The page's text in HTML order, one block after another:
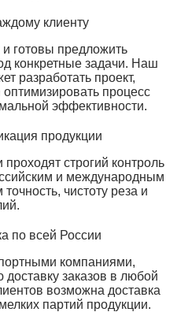
клиенту
готовы предложить
конкретные задачи. Наш
разработать проект,
процесс
эффективности.
продукции
строгий контроль
и международным
чистоту реза и
по всей России
компаниями,
заказов в любой
возможна доставка
партий продукции.